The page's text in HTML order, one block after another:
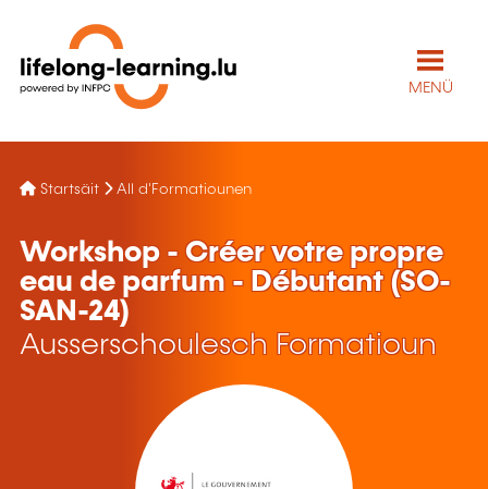
MENÜ
Startsäit All d'Formatiounen
Workshop - Créer votre propre
eau de parfum - Débutant (SO-
SAN-24)
Ausserschoulesch Formatioun